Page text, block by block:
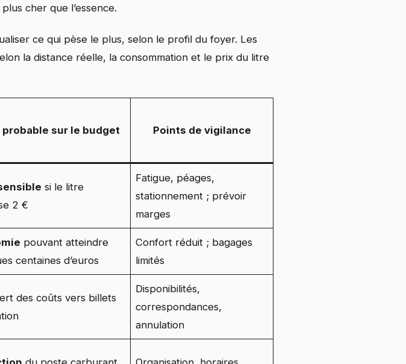
cher que l’essence.
ce qui pèse le plus, selon le profil du foyer. Les
la distance réelle, la consommation et le prix du litre
probable sur le budget Points de vigilance
si le litre
2 €
Fatigue, péages,
stationnement ; prévoir
marges
pouvant atteindre
centaines d’euros
Confort réduit ; bagages
limités
des coûts vers billets
Disponibilités,
correspondances,
annulation